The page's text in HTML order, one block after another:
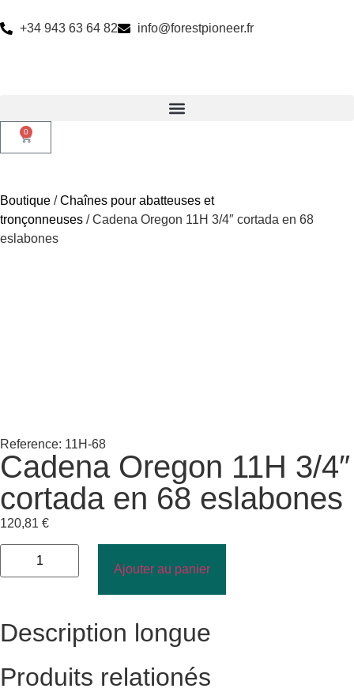
+34 943 63 64 82 info@forestpioneer.fr
0
Boutique /Chaînes pour abatteuses et
tronçonneuses / Cadena Oregon 11H 3/4″ cortada en 68
eslabones
Reference: 11H-68
Cadena Oregon 11H 3/4″
cortada en 68 eslabones
120,81 €
Ajouter au panier
Description longue
Produits relationés